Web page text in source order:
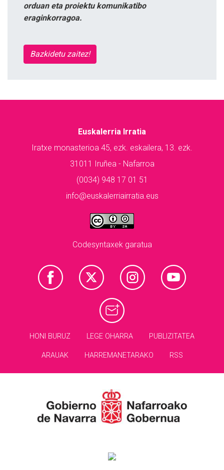
orduan eta proiektu komunikatibo
eraginkorragoa.
Bazkidetu zaitez!
Euskalerria Irratia
Iratxe monasterioa 45, ezk. eskailera, 13. ezk.
31011 Iruñea - Nafarroa
(0034) 948 17 01 51
info@euskalerriairratia.eus
Codesyntaxek garatua
HONI BURUZ LEGE OHARRA PUBLIZITATEA
ARAUAK HARREMANETARAKO RSS